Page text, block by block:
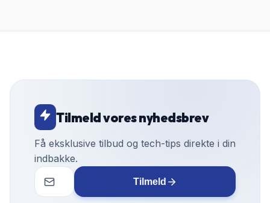
Tilmeld vores nyhedsbrev
Få eksklusive tilbud og tech-tips direkte i din
indbakke.
Tilmeld